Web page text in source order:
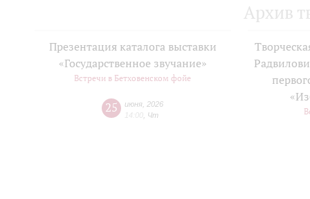
Архив
Презентация каталога выставки
«Государственное звучание»
Встречи в Бетховенском фойе
25 июня 2026
14:00 Чт